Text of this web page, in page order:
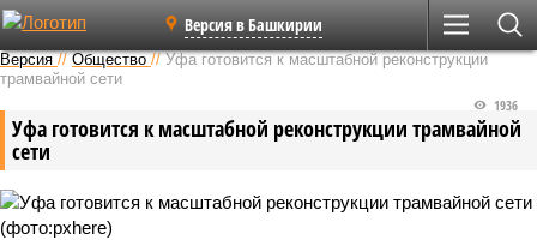
Версия в Башкирии
Версия //Общество //Уфа готовится к масштабной реконструкции
трамвайной сети
Уфа готовится к масштабной реконструкции трамвайной
сети
1936